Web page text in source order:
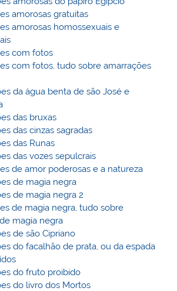
amorosas gratuitas
amorosas homossexuais e
com fotos
com fotos, tudo sobre amarrações
da água benta de são José e
das bruxas
das cinzas sagradas
das Runas
das vozes sepulcrais
de amor poderosas e a natureza
de magia negra
de magia negra 2
de magia negra, tudo sobre
magia negra
de são Cipriano
do facalhão de prata, ou da espada
do fruto proibido
do livro dos Mortos